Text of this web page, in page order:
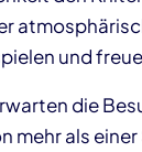
und
die
mehr als